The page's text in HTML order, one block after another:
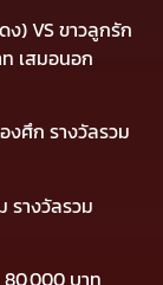
) VS ขาวลูกรัก
เสมอนอก
งศึก รางวัลรวม
รางวัลรวม